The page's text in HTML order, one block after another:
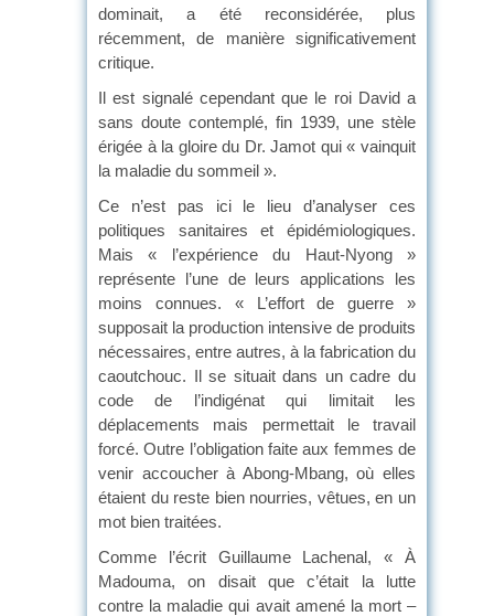
dominait, a été reconsidérée, plus
récemment, de manière significativement
critique.
Il est signalé cependant que le roi David a
sans doute contemplé, fin 1939, une stèle
érigée à la gloire du Dr. Jamot qui « vainquit
la maladie du sommeil ».
Ce n’est pas ici le lieu d’analyser ces
politiques sanitaires et épidémiologiques.
Mais « l’expérience du Haut-Nyong »
représente l’une de leurs applications les
moins connues. « L’effort de guerre »
supposait la production intensive de produits
nécessaires, entre autres, à la fabrication du
caoutchouc. Il se situait dans un cadre du
code de l’indigénat qui limitait les
déplacements mais permettait le travail
forcé. Outre l’obligation faite aux femmes de
venir accoucher à Abong-Mbang, où elles
étaient du reste bien nourries, vêtues, en un
mot bien traitées.
Comme l’écrit Guillaume Lachenal, « À
Madouma, on disait que c’était la lutte
contre la maladie qui avait amené la mort –